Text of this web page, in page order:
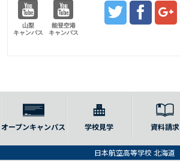
山梨
キャンパス
能登空港
キャンパス
オープンキャンパス 学校見学 資料請求
日本航空高等学校 北海道